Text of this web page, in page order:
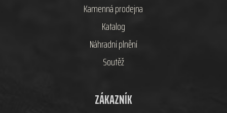
Kamenná prodejna
Katalog
Náhradní plnění
Soutěž
ZÁKAZNÍK